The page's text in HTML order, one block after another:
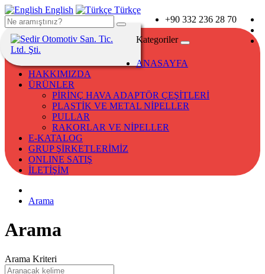
+90 332 236 28 70
English Türkçe
Kategoriler
ANASAYFA
HAKKIMIZDA
ÜRÜNLER
PİRİNÇ HAVA ADAPTÖR ÇEŞİTLERİ
PLASTİK VE METAL NİPELLER
PULLAR
RAKORLAR VE NİPELLER
E-KATALOG
GRUP ŞİRKETLERİMİZ
ONLINE SATIŞ
İLETİŞİM
Arama
Arama
Arama Kriteri